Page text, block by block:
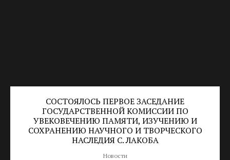
СОСТОЯЛОСЬ ПЕРВОЕ ЗАСЕДАНИЕ
ГОСУДАРСТВЕННОЙ КОМИССИИ ПО
УВЕКОВЕЧЕНИЮ ПАМЯТИ, ИЗУЧЕНИЮ И
СОХРАНЕНИЮ НАУЧНОГО И ТВОРЧЕСКОГО
НАСЛЕДИЯ С. ЛАКОБА
Новости